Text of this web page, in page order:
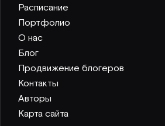
Расписание
Портфолио
О нас
Блог
Продвижение блогеров
Контакты
Авторы
Карта сайта